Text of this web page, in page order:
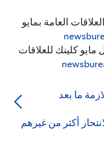
العامة بمايو
كلينك للعلاقات
ما بعد
أكثر من غيرهم